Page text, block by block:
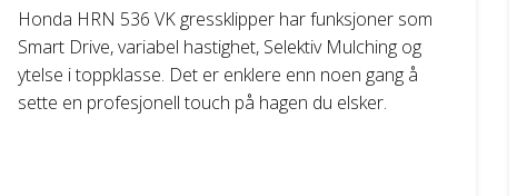
Honda HRN 536 VK gressklipper har funksjoner som
Smart Drive, variabel hastighet, Selektiv Mulching og
ytelse i toppklasse. Det er enklere enn noen gang å
sette en profesjonell touch på hagen du elsker.